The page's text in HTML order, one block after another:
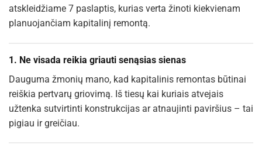
atskleidžiame 7 paslaptis, kurias verta žinoti kiekvienam
planuojančiam kapitalinį remontą.
1. Ne visada reikia griauti senąsias sienas
Dauguma žmonių mano, kad kapitalinis remontas būtinai
reiškia pertvarų griovimą. Iš tiesų kai kuriais atvejais
užtenka sutvirtinti konstrukcijas ar atnaujinti paviršius – tai
pigiau ir greičiau.